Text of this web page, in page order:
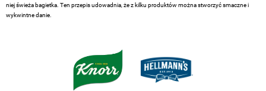
niej świeża bagietka. Ten przepis udowadnia, że z kilku produktów można stworzyć smaczne i
wykwintne danie.